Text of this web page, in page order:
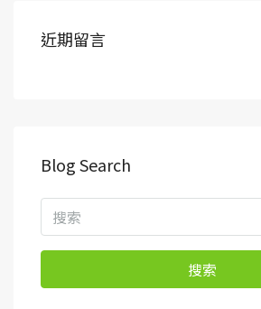
近期留言
Blog Search
搜索